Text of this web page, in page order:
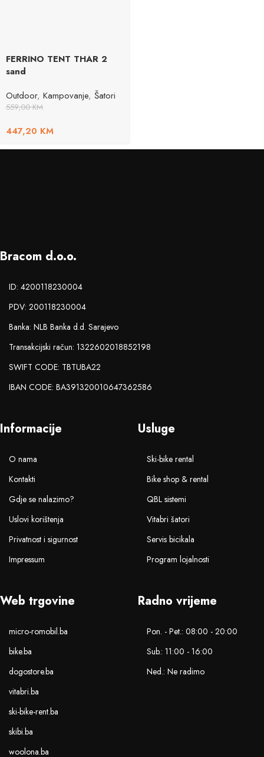
FERRINO TENT THAR 2
sand
Outdoor, Kampovanje, Šatori
559,00KM
447,20 KM
Bracom d.o.o.
ID: 4200118230004
PDV: 200118230004
Banka: NLB Banka d.d. Sarajevo
Transakcijski račun: 1322602018852198
SWIFT CODE: TBTUBA22
IBAN CODE: BA391320010647362586
Informacije
O nama
Kontakti
Gdje se nalazimo?
Uslovi korištenja
Privatnost i sigurnost
Impressum
Usluge
Ski-bike rental
Bike shop & rental
QBL sistemi
Vitabri šatori
Servis bicikala
Program lojalnosti
Web trgovine
micro-romobil.ba
bike.ba
dogostore.ba
vitabri.ba
ski-bike-rent.ba
skibi.ba
woolona.ba
Radno vrijeme
Pon. - Pet.: 08:00 - 20:00
Sub.: 11:00 - 16:00
Ned.: Ne radimo